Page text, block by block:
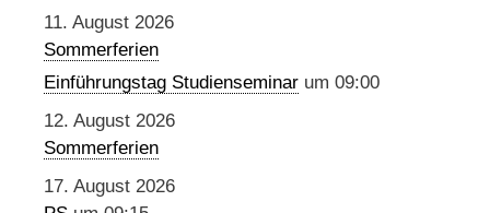
11. August 2026
Sommerferien
Einführungstag Studienseminar um 09:00
12. August 2026
Sommerferien
17. August 2026